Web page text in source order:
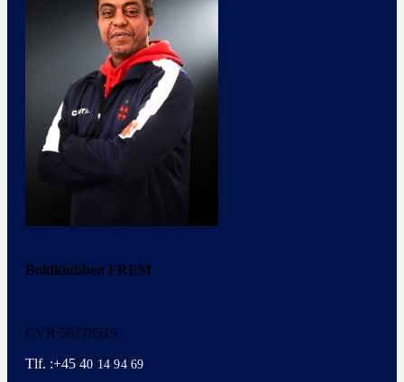
Boldklubben FREM
CVR 56778519
Tlf. :+45 40 14 94 69